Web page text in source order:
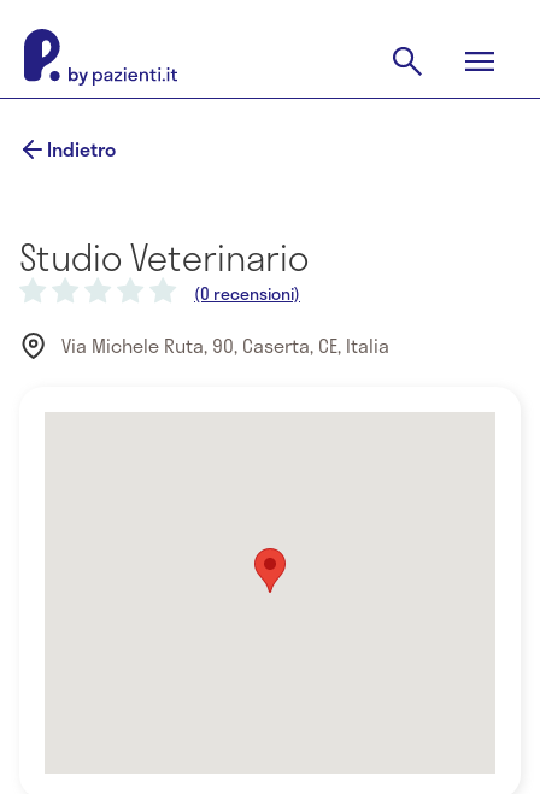
Indietro
Studio Veterinario
(0 recensioni)
Via Michele Ruta, 90, Caserta, CE, Italia